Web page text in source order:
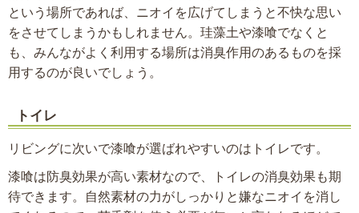
という場所であれば、ニオイを広げてしまうと不快な思い
をさせてしまうかもしれません。珪藻土や漆喰でなくと
も、みんながよく利用する場所は消臭作用のあるものを採
用するのが良いでしょう。
トイレ
リビングに次いで漆喰が選ばれやすいのはトイレです。
漆喰は防臭効果が高い素材なので、トイレの消臭効果も期
待できます。自然素材の力がしっかりと嫌なニオイを消し